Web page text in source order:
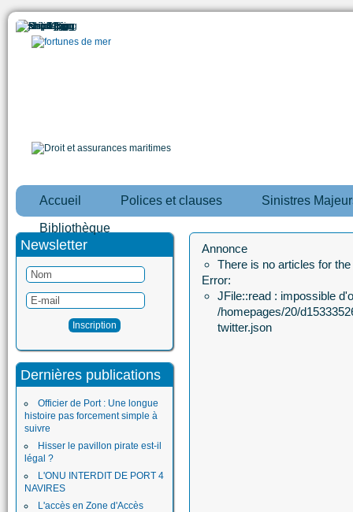
Accueil Polices et clauses Sinistres
Bibliothèque
Newsletter
Dernières publications
Officier de Port : Une longue
histoire pas forcement simple à
suivre
Hisser le pavillon pirate est-il
légal ?
L'ONU INTERDIT DE PORT 4
NAVIRES
L'accès en Zone d'Accès
Annonce
There is no articles for
Error:
JFile::read : impossible
/homepages/20/
twitter.json